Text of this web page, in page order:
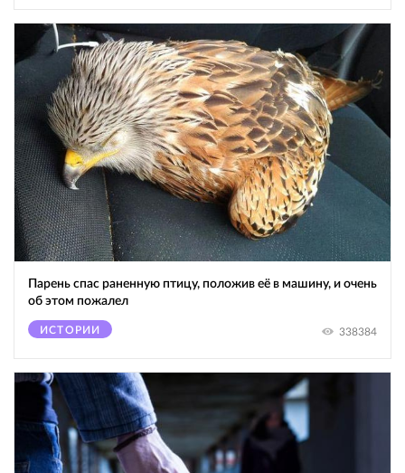
Парень спас раненную птицу, положив её в машину, и очень
об этом пожалел
ИСТОРИИ 338384